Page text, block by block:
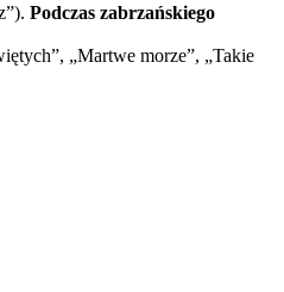
Podczas zabrzańskiego
„Martwe morze”, „Takie